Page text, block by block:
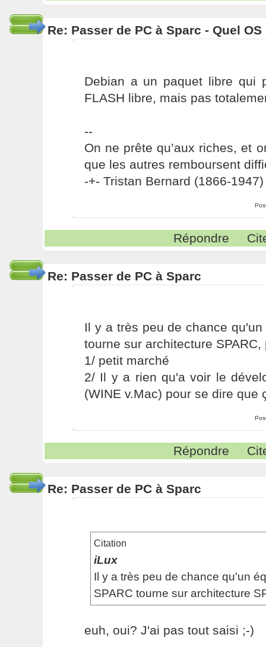
Re: Passer de PC à Sparc - Quel
Debian a un paquet libre qui
FLASH libre, mais pas
--
On ne prête qu’aux riches, et
que les autres remboursent
-+- Tristan Bernard (1866-1947)
Répondre
Re: Passer de PC à Sparc
Il y a très peu de chance
tourne sur architecture SPARC,
1/ petit marché
2/ Il y a rien qu'a voir le
(WINE v.Mac) pour se dire que
Répondre
Re: Passer de PC à Sparc
Citation
iLux
Il y a très peu de chance qu'un
SPARC tourne sur architecture
euh, oui? J'ai pas tout saisi ;-)